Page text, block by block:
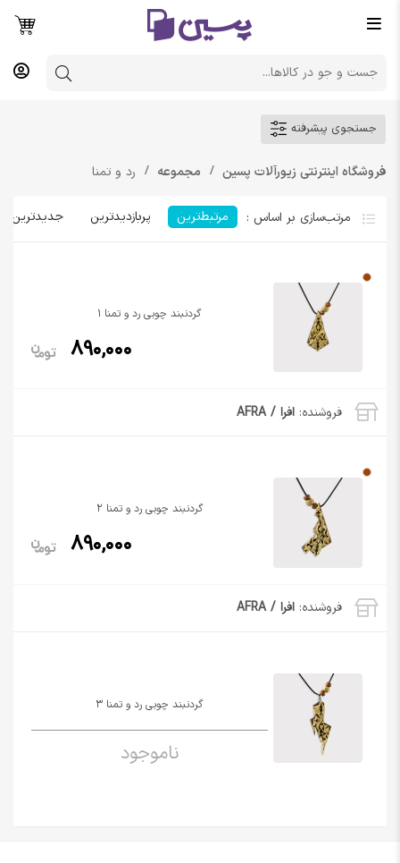
جستجوی پیشرفته
فروشگاه اینترنتی زیورآلات پسین مجموعه رد و تمنا
مرتبط‌ترین پربازدیدترین جدیدترین
فروشنده: افرا / AFRA
گردنبند چوبی رد و تمنا 1
890,000
فروشنده: افرا / AFRA
گردنبند چوبی رد و تمنا 2
890,000
گردنبند چوبی رد و تمنا 3
ناموجود